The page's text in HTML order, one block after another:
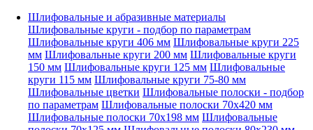
Шлифовальные и абразивные материалы
Шлифовальные круги - подбор по параметрам
Шлифовальные круги 406 мм Шлифовальные круги 225
мм Шлифовальные круги 200 мм Шлифовальные круги
150 мм Шлифовальные круги 125 мм Шлифовальные
круги 115 мм Шлифовальные круги 75-80 мм
Шлифовальные цветки Шлифовальные полоски - подбор
по параметрам Шлифовальные полоски 70x420 мм
Шлифовальные полоски 70x198 мм Шлифовальные